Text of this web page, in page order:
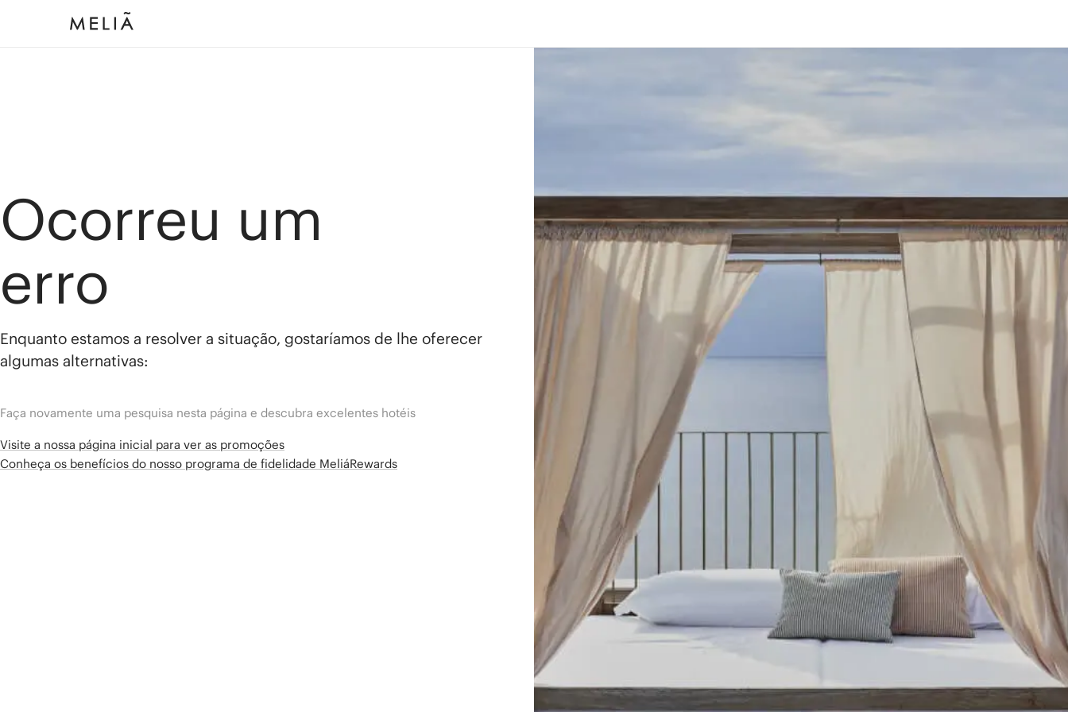
Ocorreu um
erro
Enquanto estamos a resolver a situação, gostaríamos de lhe oferecer
algumas alternativas:
Faça novamente uma pesquisa nesta página e descubra excelentes hotéis
Visite a nossa página inicial para ver as promoções
Conheça os benefícios do nosso programa de fidelidade MeliáRewards